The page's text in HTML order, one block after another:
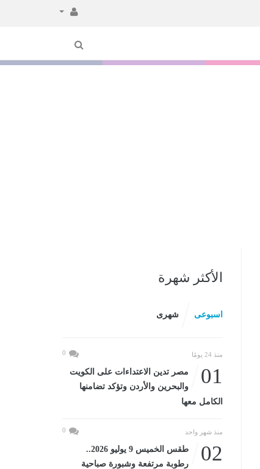
الأكثر شهرة
اسبوعى شهرى
منذ 24 يومًا 0
01
مصر تدين الاعتداءات على الكويت
والبحرين والأردن وتؤكد تضامنها
الكامل معها
منذ شهر واحد 0
02
طقس الخميس 9 يوليو 2026..
رطوبة مرتفعة وشبورة صباحية